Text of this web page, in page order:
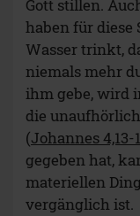
Gott stillen.
haben für diese
Wasser trinkt,
niemals mehr
ihm gebe, wird
die
(Johannes 4,13-
gegeben hat,
materiellen
vergänglich ist.